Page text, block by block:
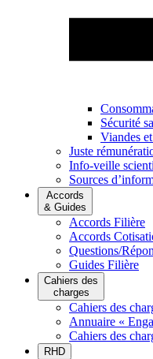
Sécurité
Viandes
Juste
Info-veille
Sources
Accords
& Guides
Accords Filière
Accords
Questions/
Guides Filière
Cahiers des
charges
Cahiers des
Annuaire «
Cahiers des
RHD